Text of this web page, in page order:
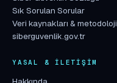
Sık Sorulan Sorular
Veri kaynakları & metodoloji
siberguvenlik.gov.tr
YASAL & İLETIŞIM